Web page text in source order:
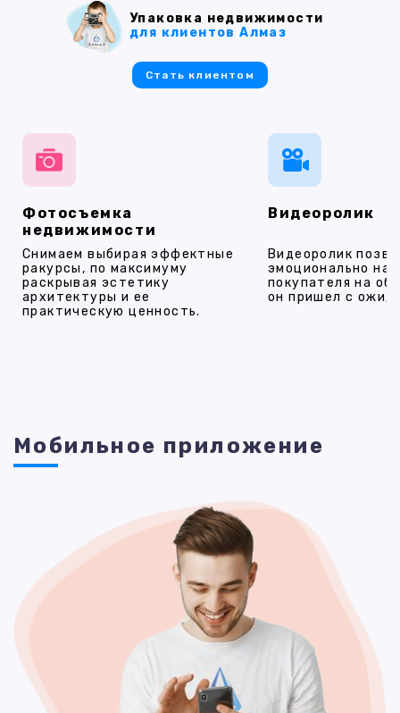
Фотосъемка
недвижимости
Снимаем выбирая эффектные
ракурсы, по максимуму
раскрывая эстетику
архитектуры и ее
практическую ценность.
Видеоролик
Видеоролик
эмоционально
покупателя на
он пришел с
Упаковка недвижимости
для клиентов Алмаз
Стать клиентом
Мобильное приложение